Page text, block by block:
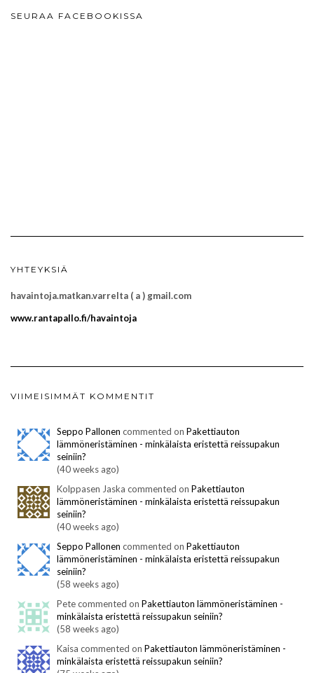
SEURAA FACEBOOKISSA
YHTEYKSIÄ
havaintoja.matkan.varrelta ( a ) gmail.com
www.rantapallo.fi/havaintoja
VIIMEISIMMÄT KOMMENTIT
Seppo Pallonen commented on Pakettiauton
lämmöneristäminen - minkälaista eristettä reissupakun
seiniin?
(40 weeks ago)
Kolppasen Jaska commented on Pakettiauton
lämmöneristäminen - minkälaista eristettä reissupakun
seiniin?
(40 weeks ago)
Seppo Pallonen commented on Pakettiauton
lämmöneristäminen - minkälaista eristettä reissupakun
seiniin?
(58 weeks ago)
Pete commented on Pakettiauton lämmöneristäminen -
minkälaista eristettä reissupakun seiniin?
(58 weeks ago)
Kaisa commented on Pakettiauton lämmöneristäminen -
minkälaista eristettä reissupakun seiniin?